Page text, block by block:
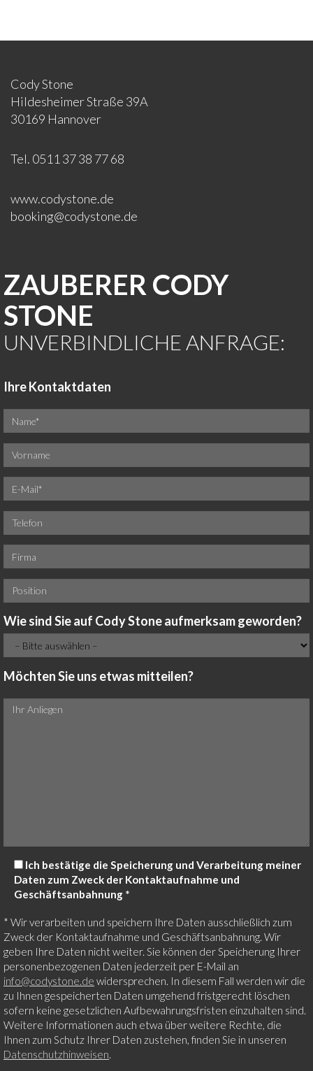
Cody Stone
Hildesheimer Straße 39A
30169 Hannover
Tel. 0511 37 38 77 68
www.codystone.de
booking@codystone.de
ZAUBERER CODY
STONE
UNVERBINDLICHE ANFRAGE:
Ihre Kontaktdaten
Wie sind Sie auf Cody Stone aufmerksam geworden?
Möchten Sie uns etwas mitteilen?
Ich bestätige die Speicherung und Verarbeitung meiner
Daten zum Zweck der Kontaktaufnahme und
Geschäftsanbahnung *
* Wir verarbeiten und speichern Ihre Daten ausschließlich zum
Zweck der Kontaktaufnahme und Geschäftsanbahnung. Wir
geben Ihre Daten nicht weiter. Sie können der Speicherung Ihrer
personenbezogenen Daten jederzeit per E-Mail an
info@codystone.de widersprechen. In diesem Fall werden wir die
zu Ihnen gespeicherten Daten umgehend fristgerecht löschen
sofern keine gesetzlichen Aufbewahrungsfristen einzuhalten sind.
Weitere Informationen auch etwa über weitere Rechte, die
Ihnen zum Schutz Ihrer Daten zustehen, finden Sie in unseren
Datenschutzhinweisen